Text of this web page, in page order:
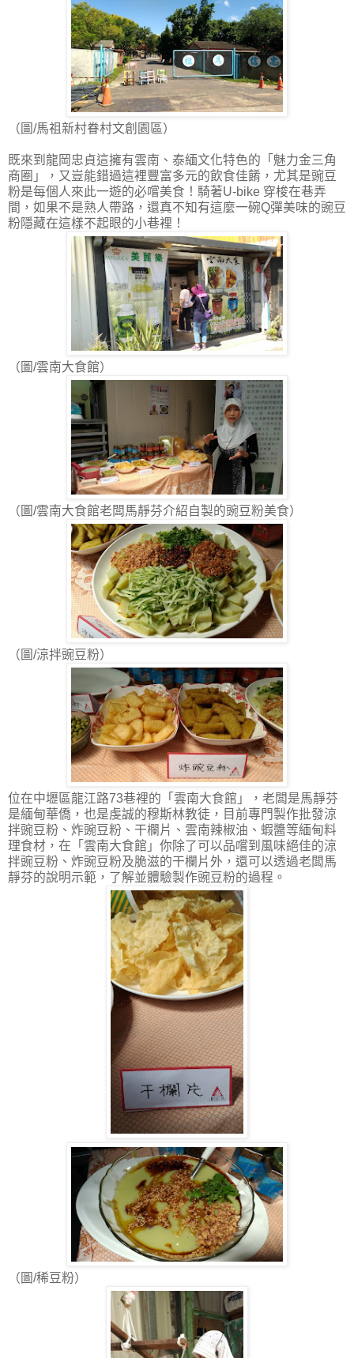
（圖/馬祖新村眷村文創園區）
既來到龍岡忠貞這擁有雲南、泰緬文化特色的「魅力金三角
商圈」，又豈能錯過這裡豐富多元的飲食佳餚，尤其是豌豆
粉是每個人來此一遊的必嚐美食！騎著U-bike 穿梭在巷弄
間，如果不是熟人帶路，還真不知有這麼一碗Q彈美味的豌豆
粉隱藏在這樣不起眼的小巷裡！
（圖/雲南大食館）
（圖/雲南大食館老闆馬靜芬介紹自製的豌豆粉美食）
（圖/涼拌豌豆粉）
位在中壢區龍江路73巷裡的「雲南大食館」，老闆是馬靜芬
是緬甸華僑，也是虔誠的穆斯林教徒，目前專門製作批發涼
拌豌豆粉、炸豌豆粉、干欄片、雲南辣椒油、蝦醬等緬甸料
理食材，在「雲南大食館」你除了可以品嚐到風味絕佳的涼
拌豌豆粉、炸豌豆粉及脆滋的干欄片外，還可以透過老闆馬
靜芬的說明示範，了解並體驗製作豌豆粉的過程。
（圖/稀豆粉）